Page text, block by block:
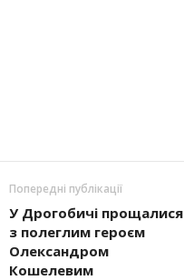
Попередні публікації
У Дрогобичі прощалися
з полеглим героєм
Олександром
Кошелевим